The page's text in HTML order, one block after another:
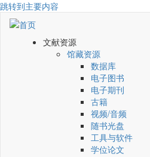
跳转到主要内容
文献资源
馆藏资源
数据库
电子图书
电子期刊
古籍
视频/音频
随书光盘
工具与软件
学位论文